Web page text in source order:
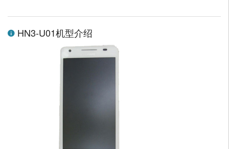
HN3-U01机型介绍